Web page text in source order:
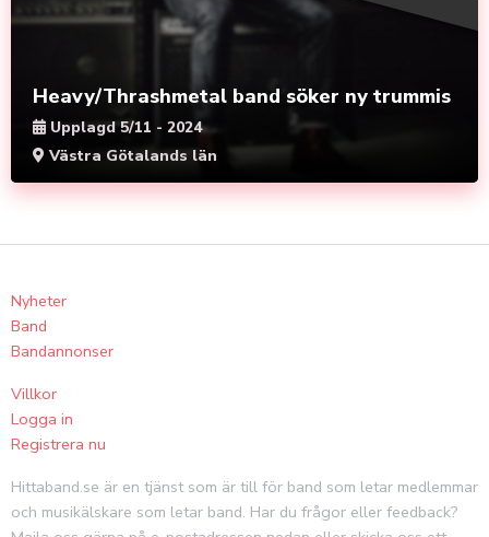
Heavy/Thrashmetal band söker ny trummis
Upplagd 5/11 - 2024
Västra Götalands län
Nyheter
Band
Bandannonser
Villkor
Logga in
Registrera nu
Hittaband.se är en tjänst som är till för band som letar medlemmar
och musikälskare som letar band. Har du frågor eller feedback?